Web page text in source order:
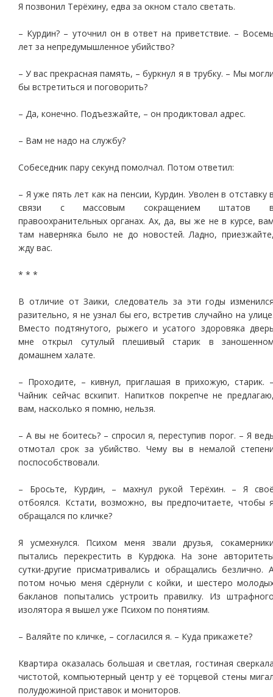
Я позвонил Терёхину, едва за окном стало светать.
– Курдин? – уточнил он в ответ на приветствие. –
лет за непредумышленное убийство?
– У вас прекрасная память, – буркнул я в трубку. – Мы
бы встретиться и поговорить?
– Да, конечно. Подъезжайте, – он продиктовал адрес.
– Вам не надо на службу?
Собеседник пару секунд помолчал. Потом ответил:
– Я уже пять лет как на пенсии, Курдин. Уволен в отставку
связи с массовым сокращением штатов
правоохранительных органах. Ах, да, вы же не в курсе,
там наверняка было не до новостей. Ладно,
жду вас.
* * *
В отличие от Заики, следователь за эти годы
разительно, я не узнал бы его, встретив случайно на
Вместо подтянутого, рыжего и усатого здоровяка
мне открыл сутулый плешивый старик в
домашнем халате.
– Проходите, – кивнул, приглашая в прихожую, старик.
Чайник сейчас вскипит. Напитков покрепче не
вам, насколько я помню, нельзя.
– А вы не боитесь? – спросил я, переступив порог. – Я
отмотал срок за убийство. Чему вы в немалой
поспособствовали.
– Бросьте, Курдин, – махнул рукой Терёхин. – Я
отбоялся. Кстати, возможно, вы предпочитаете, чтобы
обращался по кличке?
Я усмехнулся. Психом меня звали друзья,
пытались перекрестить в Курдюка. На зоне
сутки-другие присматривались и обращались безлично.
потом ночью меня сдёрнули с койки, и шестеро
бакланов попытались устроить правилку. Из
изолятора я вышел уже Психом по понятиям.
– Валяйте по кличке, – согласился я. – Куда прикажете?
Квартира оказалась большая и светлая, гостиная
чистотой, компьютерный центр у её торцевой стены
полудюжиной приставок и мониторов.